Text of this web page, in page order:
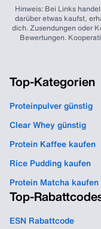
Hinweis: Bei Links
darüber etwas kaufst,
dich. Zusendungen oder
Bewertungen.
Top-Kategorien
Proteinpulver günstig
Clear Whey günstig
Protein Kaffee kaufen
Rice Pudding kaufen
Protein Matcha kaufen
Top-
ESN Rabattcode